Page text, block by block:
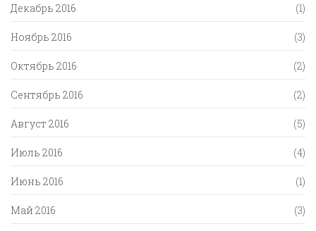
Декабрь 2016 (1)
Ноябрь 2016 (3)
Октябрь 2016 (2)
Сентябрь 2016 (2)
Август 2016 (5)
Июль 2016 (4)
Июнь 2016 (1)
Май 2016 (3)